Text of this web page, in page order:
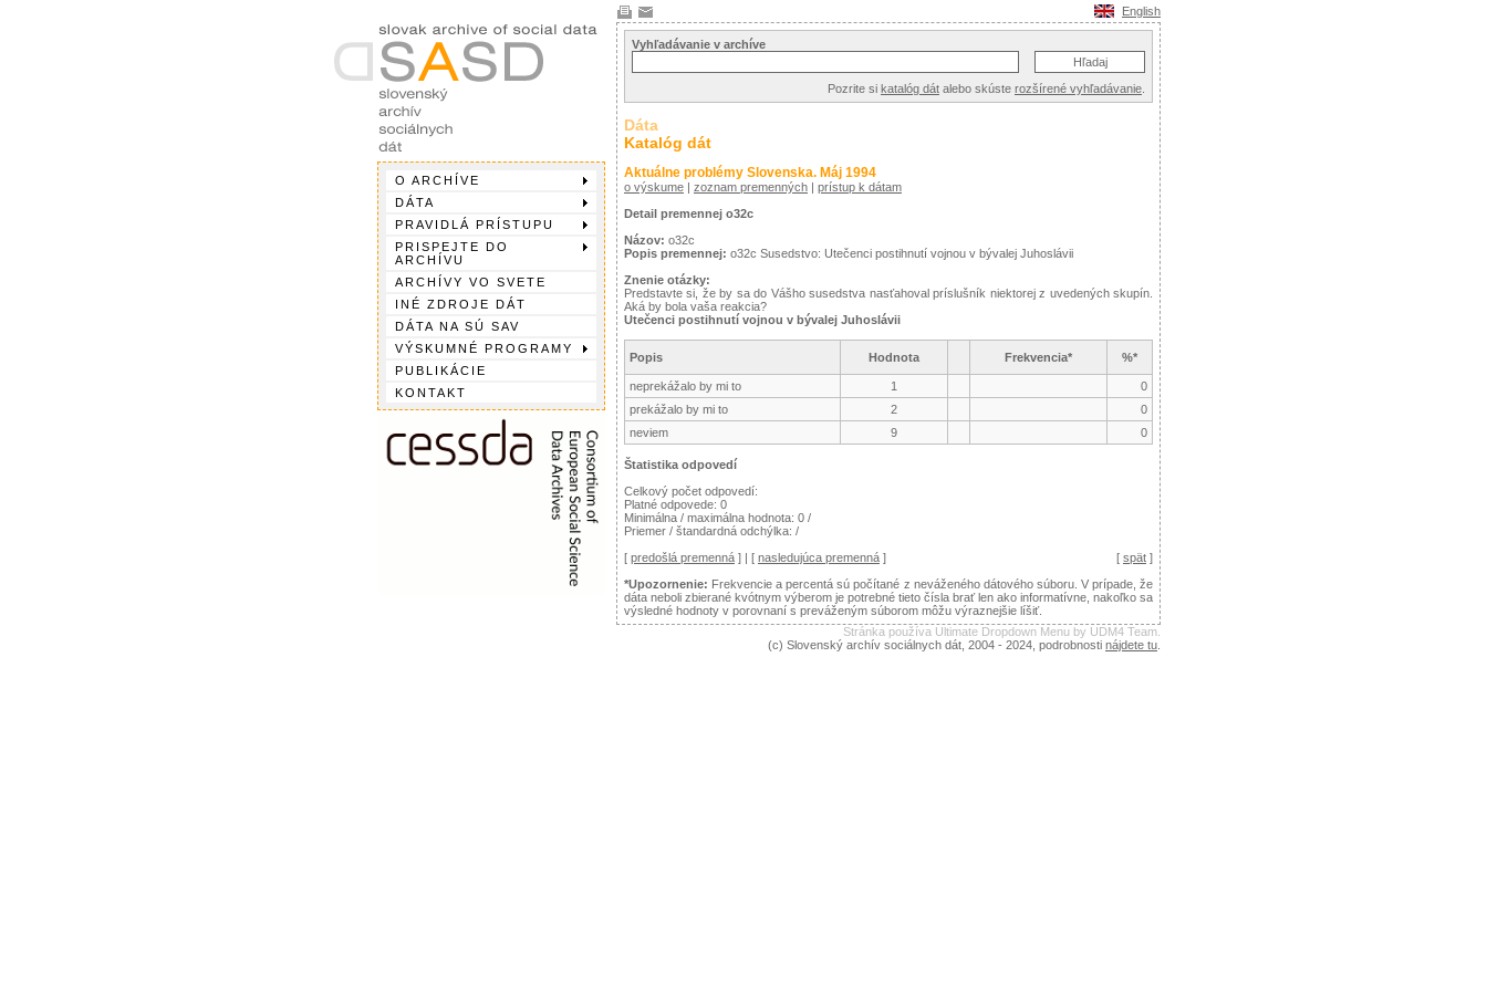
English
O ARCHÍVE
DÁTA
PRAVIDLÁ PRÍSTUPU
PRISPEJTE DO
ARCHÍVU
ARCHÍVY VO SVETE
INÉ ZDROJE DÁT
DÁTA NA SÚ SAV
VÝSKUMNÉ PROGRAMY
PUBLIKÁCIE
KONTAKT
Vyhľadávanie v archíve
Pozrite si katalóg dát alebo skúste rozšírené vyhľadávanie
Dáta
Katalóg dát
Aktuálne problémy Slovenska. Máj 1994
o výskume | zoznam premenných | prístup k dátam
Detail premennej o32c
Názov: o32c
Popis premennej: o32c Susedstvo: Utečenci postihnutí vojnou v bývalej Juhoslávii
Znenie otázky:
Predstavte si, že by sa do Vášho susedstva nasťahoval príslušník niektorej z uvedených skupín.
Aká by bola vaša reakcia?
Utečenci postihnutí vojnou v bývalej Juhoslávii
Popis Hodnota Frekvencia* %*
neprekážalo by mi to 1
0
prekážalo by mi to
2
0
neviem
9 0
Štatistika odpovedí
Celkový počet odpovedí:
Platné odpovede: 0
Minimálna / maximálna hodnota: 0 /
Priemer / štandardná odchýlka: /
[ predošlá premenná ] | [ nasledujúca premenná ] [ spät ]
*Upozornenie: Frekvencie a percentá sú počítané z neváženého dátového súboru. V prípade, že
dáta neboli zbierané kvótnym výberom je potrebné tieto čísla brať len ako informatívne, nakoľko sa
výsledné hodnoty v porovnaní s preváženým súborom môžu výraznejšie líšiť.
Stránka používa Ultimate Dropdown Menu by UDM4 Team.
(c) Slovenský archív sociálnych dát, 2004 - 2024, podrobnosti nájdete tu